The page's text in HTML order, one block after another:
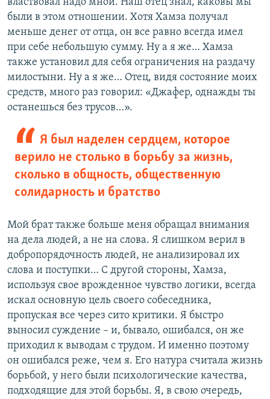
были в этом отношении. Хотя Хамза получал
меньше денег от отца, он все равно всегда имел
при себе небольшую сумму. Ну а я же… Хамза
также установил для себя ограничения на раздачу
милостыни. Ну а я же… Отец, видя состояние моих
средств, много раз говорил: «Джафер, однажды ты
останешься без трусов…».
Я был наделен сердцем, которое
верило не столько в борьбу за жизнь,
сколько в общность, общественную
солидарность и братство
Мой брат также больше меня обращал внимания
на дела людей, а не на слова. Я слишком верил в
добропорядочность людей, не анализировал их
слова и поступки… С другой стороны, Хамза,
используя свое врожденное чувство логики, всегда
искал основную цель своего собеседника,
пропуская все через сито критики. Я быстро
выносил суждение – и, бывало, ошибался, он же
приходил к выводам с трудом. И именно поэтому
он ошибался реже, чем я. Его натура считала жизнь
борьбой, у него были психологические качества,
подходящие для этой борьбы. Я, в свою очередь,